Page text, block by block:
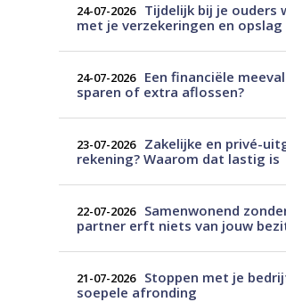
24-07-2026
Tijdelijk bij je ouders
met je verzekeringen en opslag
24-07-2026
Een financiële
sparen of extra aflossen?
23-07-2026
Zakelijke en privé-
rekening? Waarom dat lastig is
22-07-2026
Samenwonend
partner erft niets van jouw
21-07-2026
Stoppen met je
soepele afronding